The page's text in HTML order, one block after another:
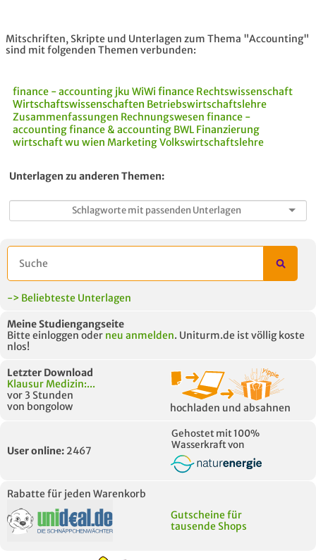
Mitschriften, Skripte und Unterlagen zum Thema "Accounting"
sind mit folgenden Themen verbunden:
finance - accounting jku WiWifinance Rechtswissenschaft
Wirtschaftswissenschaften Betriebswirtschaftslehre
Zusammenfassungen Rechnungswesen finance -
accountingfinance & accounting BWL Finanzierung
wirtschaft wu wien MarketingVolkswirtschaftslehre
Unterlagen zu anderen Themen:
-> Beliebteste Unterlagen
Meine Studiengangseite
Bitte einloggen oder neu anmelden. Uniturm.de ist völlig koste
nlos!
Letzter Download
Klausur Medizin:...
vor 3 Stunden
von bongolow
hochladen und absahnen
User online: 2467
Gehostet mit 100%
Wasserkraft von
Rabatte für jeden Warenkorb
Gutscheine für
tausende Shops